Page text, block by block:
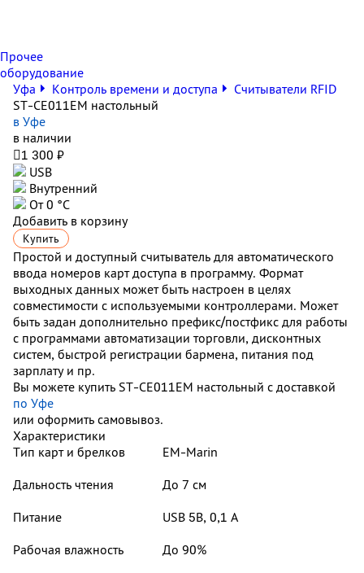
Прочее
оборудование
Уфа
Контроль времени и доступа
Считыватели RFID
ST-CE011EM настольный
в Уфе
в наличии
1 300 ₽
USB
Внутренний
От 0 °С
Добавить в корзину
Купить
Простой и доступный считыватель для автоматического
ввода номеров карт доступа в программу. Формат
выходных данных может быть настроен в целях
совместимости с используемыми контроллерами. Может
быть задан дополнительно префикс/постфикс для работы
с программами автоматизации торговли, дисконтных
систем, быстрой регистрации бармена, питания под
зарплату и пр.
Вы можете купить ST-CE011EM настольный с доставкой
по Уфе
или оформить самовывоз.
Характеристики
Тип карт и брелков
EM-Marin
Дальность чтения
До 7 см
Питание
USB 5В, 0,1 А
Рабочая влажность
До 90%